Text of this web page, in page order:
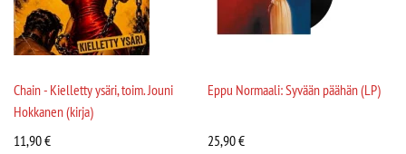
Chain - Kielletty ysäri, toim. Jouni
Hokkanen (kirja)
11,90€
Eppu Normaali: Syvään päähän (LP)
25,90€